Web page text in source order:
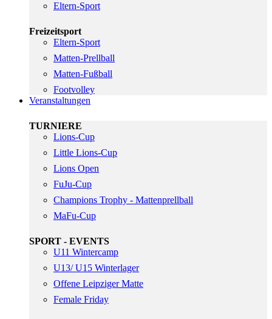
Eltern-Sport
Freizeitsport
Eltern-Sport
Matten-Prellball
Matten-Fußball
Footvolley
Veranstaltungen
TURNIERE
Lions-Cup
Little Lions-Cup
Lions Open
FuJu-Cup
Champions Trophy - Mattenprellball
MaFu-Cup
SPORT - EVENTS
U11 Wintercamp
U13/ U15 Winterlager
Offene Leipziger Matte
Female Friday